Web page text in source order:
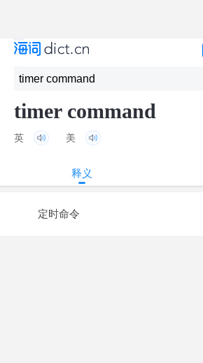
timer command
英 美
释义
定时命令